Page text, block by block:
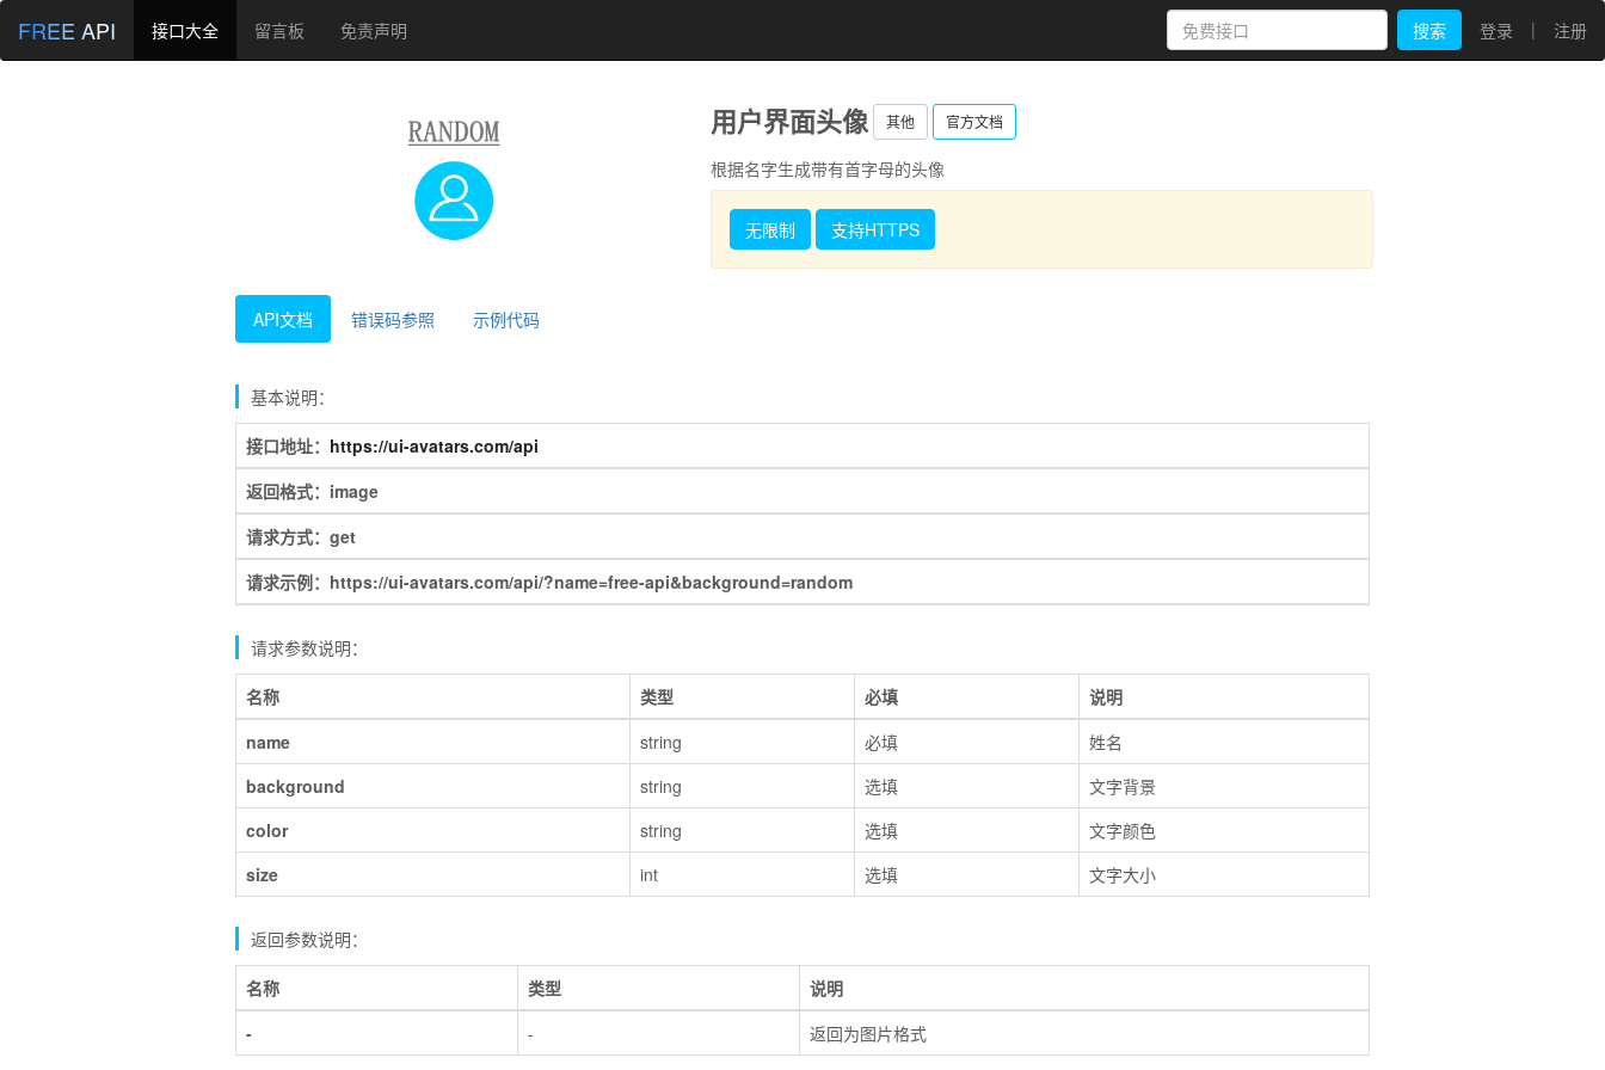
FREE API 接口大全 留言板 免责声明 搜索 登录 | 注册
用户界面头像 其他 官方文档
根据名字生成带有首字母的头像
无限制 支持HTTPS
API文档 错误码参照 示例代码
基本说明：
接口地址： https://ui-avatars.com/api
返回格式：image
请求方式：get
请求示例：https://ui-avatars.com/api/?name=free-api&background=random
请求参数说明：
名称 类型 必填
说明
name
string 必填
姓名
background
string 选填
文字背景
color
string 选填
文字颜色
size
int 选填 文字大小
返回参数说明：
名称 类型
说明
-
- 返回为图片格式